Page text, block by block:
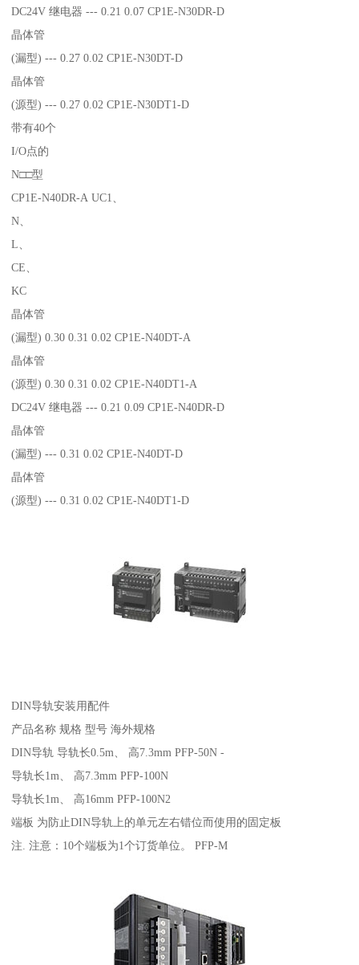
DC24V 继电器 --- 0.21 0.07 CP1E-N30DR-D
晶体管
(漏型) --- 0.27 0.02 CP1E-N30DT-D
晶体管
(源型) --- 0.27 0.02 CP1E-N30DT1-D
带有40个
I/O点的
N□□型
CP1E-N40DR-A UC1、
N、
L、
CE、
KC
晶体管
(漏型) 0.30 0.31 0.02 CP1E-N40DT-A
晶体管
(源型) 0.30 0.31 0.02 CP1E-N40DT1-A
DC24V 继电器 --- 0.21 0.09 CP1E-N40DR-D
晶体管
(漏型) --- 0.31 0.02 CP1E-N40DT-D
晶体管
(源型) --- 0.31 0.02 CP1E-N40DT1-D
DIN导轨安装用配件
产品名称 规格 型号 海外规格
DIN导轨 导轨长0.5m、 高7.3mm PFP-50N -
导轨长1m、 高7.3mm PFP-100N
导轨长1m、 高16mm PFP-100N2
端板 为防止DIN导轨上的单元左右错位而使用的固定板
注. 注意：10个端板为1个订货单位。 PFP-M